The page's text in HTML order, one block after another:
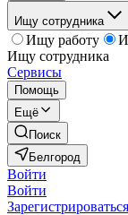
Ищу сотрудника
Ищу работу
Ищу сотрудника
Сервисы
Помощь
Ещё
Поиск
Белгород
Войти
Войти
Зарегистрироваться